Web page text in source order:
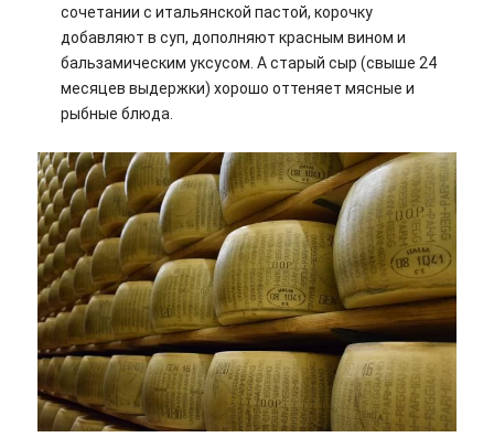
сочетании с итальянской пастой, корочку
добавляют в суп, дополняют красным вином и
бальзамическим уксусом. А старый сыр (свыше 24
месяцев выдержки) хорошо оттеняет мясные и
рыбные блюда.